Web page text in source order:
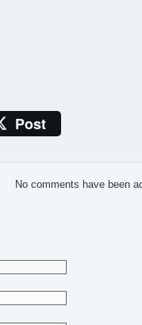
Post
No comments have been